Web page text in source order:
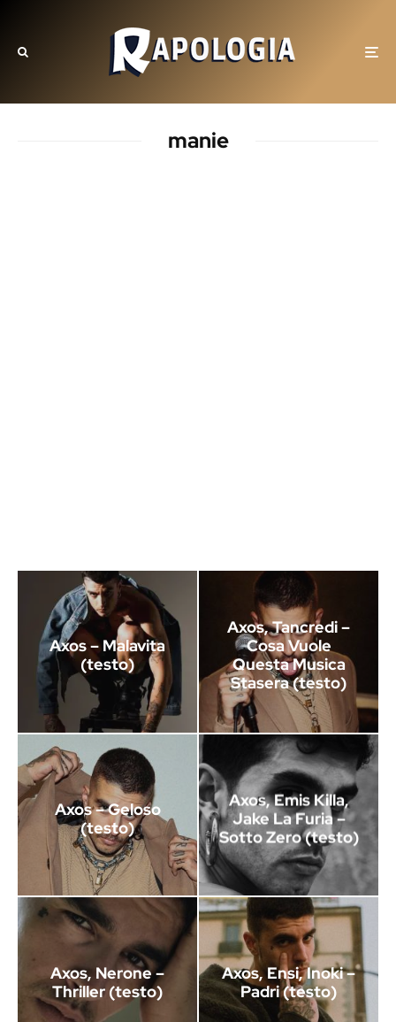
manie
Axos – Malavita
(testo)
Axos, Tancredi –
Cosa Vuole
Questa Musica
Stasera (testo)
Axos – Geloso
(testo)
Axos, Emis Killa,
Jake La Furia –
Sotto Zero (testo)
Axos, Nerone –
Thriller (testo)
Axos, Ensi, Inoki –
Padri (testo)